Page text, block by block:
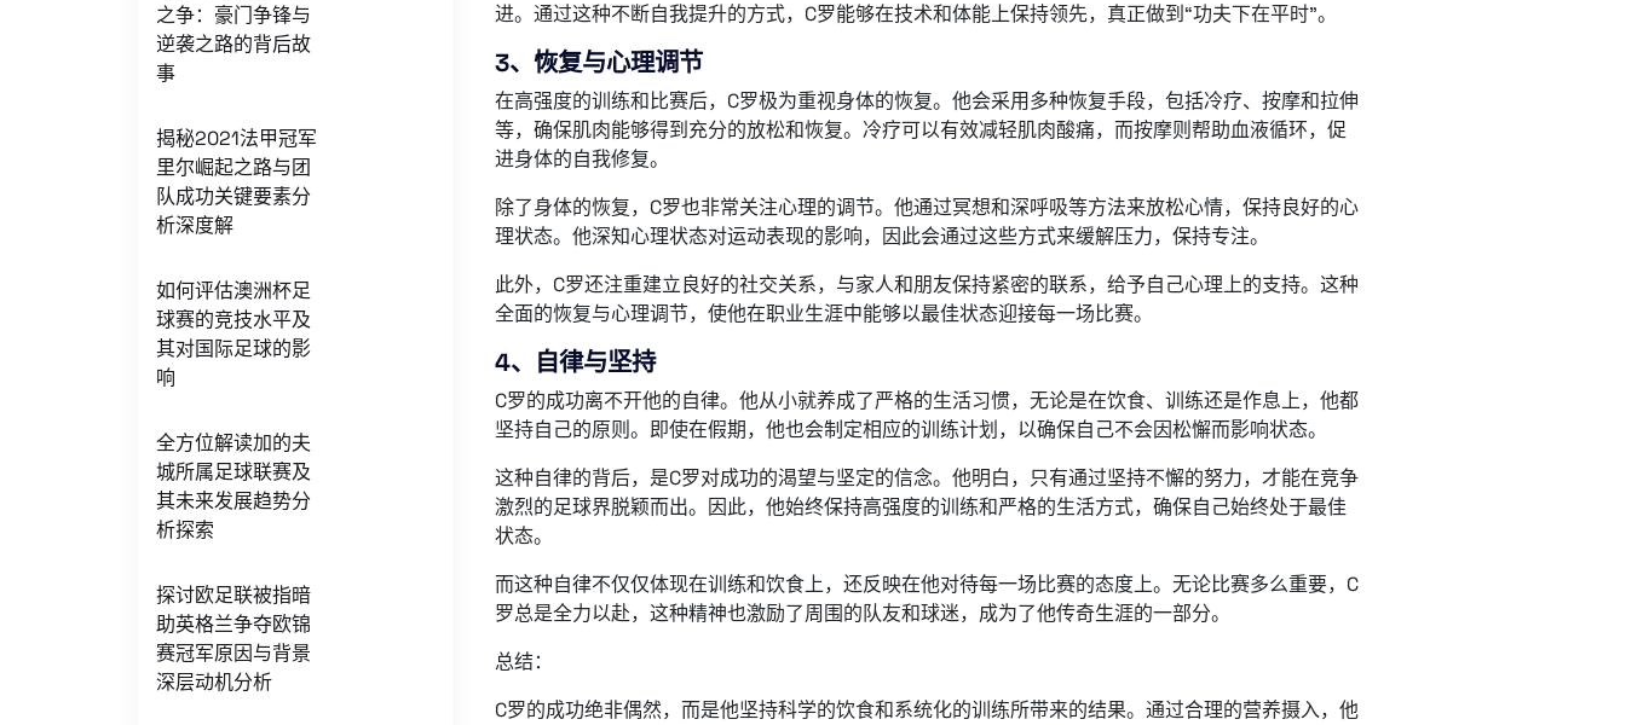
之争：豪门争锋与
逆袭之路的背后故
事
揭秘2021法甲冠军
里尔崛起之路与团
队成功关键要素分
析深度解
如何评估澳洲杯足
球赛的竞技水平及
其对国际足球的影
响
全方位解读加的夫
城所属足球联赛及
其未来发展趋势分
析探索
探讨欧足联被指暗
助英格兰争夺欧锦
赛冠军原因与背景
深层动机分析
进。通过这种不断自我提升的方式，C罗能够在技术和体能上保持领先，真正做到“功夫下在平时”。
3、恢复与心理调节
在高强度的训练和比赛后，C罗极为重视身体的恢复。他会采用多种恢复手段，包括冷疗、按摩和拉伸
等，确保肌肉能够得到充分的放松和恢复。冷疗可以有效减轻肌肉酸痛，而按摩则帮助血液循环，促
进身体的自我修复。
除了身体的恢复，C罗也非常关注心理的调节。他通过冥想和深呼吸等方法来放松心情，保持良好的心
理状态。他深知心理状态对运动表现的影响，因此会通过这些方式来缓解压力，保持专注。
此外，C罗还注重建立良好的社交关系，与家人和朋友保持紧密的联系，给予自己心理上的支持。这种
全面的恢复与心理调节，使他在职业生涯中能够以最佳状态迎接每一场比赛。
4、自律与坚持
C罗的成功离不开他的自律。他从小就养成了严格的生活习惯，无论是在饮食、训练还是作息上，他都
坚持自己的原则。即使在假期，他也会制定相应的训练计划，以确保自己不会因松懈而影响状态。
这种自律的背后，是C罗对成功的渴望与坚定的信念。他明白，只有通过坚持不懈的努力，才能在竞争
激烈的足球界脱颖而出。因此，他始终保持高强度的训练和严格的生活方式，确保自己始终处于最佳
状态。
而这种自律不仅仅体现在训练和饮食上，还反映在他对待每一场比赛的态度上。无论比赛多么重要，C
罗总是全力以赴，这种精神也激励了周围的队友和球迷，成为了他传奇生涯的一部分。
总结：
C罗的成功绝非偶然，而是他坚持科学的饮食和系统化的训练所带来的结果。通过合理的营养摄入，他